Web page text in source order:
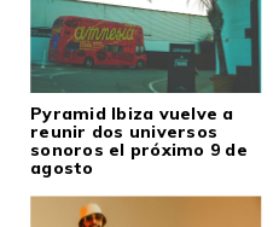
Pyramid Ibiza vuelve a
reunir dos universos
sonoros el próximo 9 de
agosto